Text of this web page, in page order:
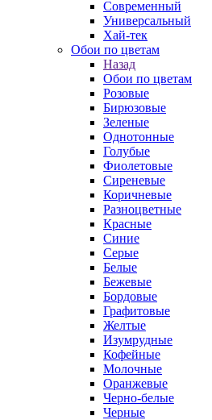
Современный
Универсальный
Хай-тек
Обои по цветам
Назад
Обои по цветам
Розовые
Бирюзовые
Зеленые
Однотонные
Голубые
Фиолетовые
Сиреневые
Коричневые
Разноцветные
Красные
Синие
Серые
Белые
Бежевые
Бордовые
Графитовые
Желтые
Изумрудные
Кофейные
Молочные
Оранжевые
Черно-белые
Черные